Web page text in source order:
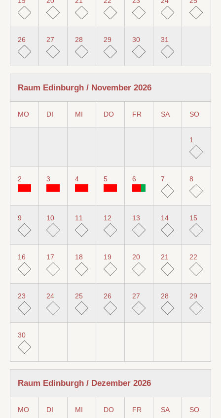
26 27 28 29 30 31
Raum Edinburgh / November 2026
MO DI MI DO FR SA SO
1
2 3 4 5 6 7 8
9 10 11 12 13 14 15
16 17 18 19 20 21 22
23 24 25 26 27 28 29
30
Raum Edinburgh / Dezember 2026
MO DI MI DO FR SA SO